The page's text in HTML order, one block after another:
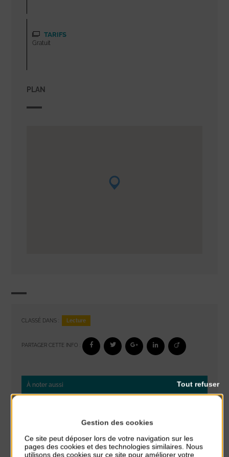
TARIFS
Gratuit
PLAN
CLASSÉ DANS : Lecture
PARTAGER CETTE INFO :
À noter aussi
Stretching
Gestion des cookies
Ce site peut déposer lors de votre navigation sur les
pages des cookies et des technologies similaires. Nous
utilisons des cookies sur ce site pour améliorer votre
Tout refuser